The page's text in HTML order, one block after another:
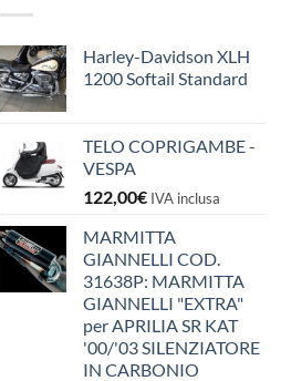
Harley-Davidson XLH
1200 Softail Standard
TELO COPRIGAMBE -
VESPA
122,00€ IVA inclusa
MARMITTA
GIANNELLI COD.
31638P: MARMITTA
GIANNELLI "EXTRA"
per APRILIA SR KAT
'00/'03 SILENZIATORE
IN CARBONIO